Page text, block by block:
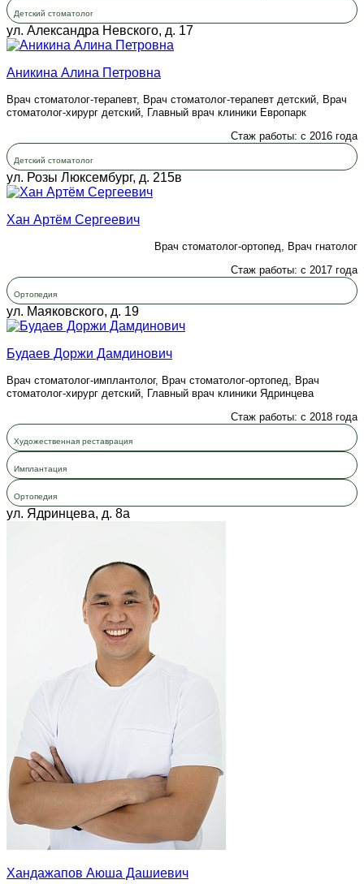
Детский стоматолог
ул. Александра Невского, д. 17
Аникина Алина Петровна
Врач стоматолог-терапевт, Врач стоматолог-терапевт детский, Врач
стоматолог-хирург детский, Главный врач клиники Европарк
Стаж работы: с 2016 года
Детский стоматолог
ул. Розы Люксембург, д. 215в
Хан Артём Сергеевич
Врач стоматолог-ортопед, Врач гнатолог
Стаж работы: с 2017 года
Ортопедия
ул. Маяковского, д. 19
Будаев Доржи Дамдинович
Врач стоматолог-имплантолог, Врач стоматолог-ортопед, Врач
стоматолог-хирург детский, Главный врач клиники Ядринцева
Стаж работы: с 2018 года
Художественная реставрация
Имплантация
Ортопедия
ул. Ядринцева, д. 8а
Хандажапов Аюша Дашиевич